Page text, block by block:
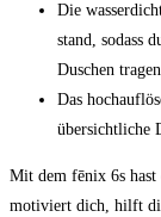
Die
stand, sodass
⁣Duschen
Das
übersichtliche
Mit dem fēnix 6s​ hast‌
motiviert ​dich, hilft